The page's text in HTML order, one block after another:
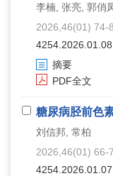
李楠, 张亮, 郭俏
2026,46(01) 74-
4254.2026.01.08
摘要
PDF全文
糖尿病胫前色
刘信邦, 常柏
2026,46(01) 66-
4254.2026.01.07